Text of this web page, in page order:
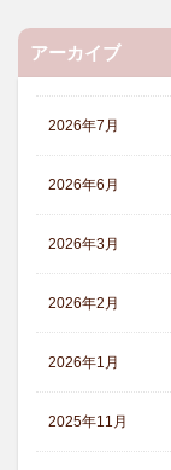
アーカイブ
2026年7月
2026年6月
2026年3月
2026年2月
2026年1月
2025年11月